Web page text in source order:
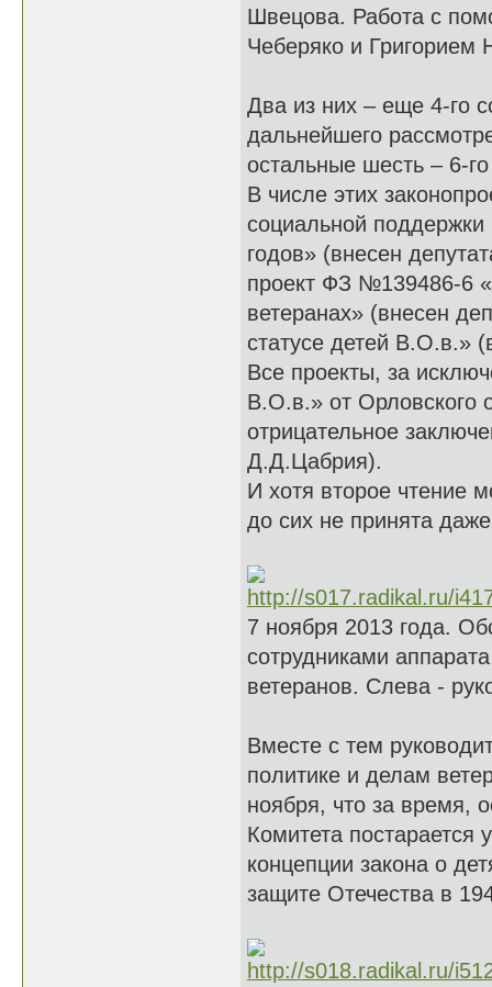
Швецова. Работа с
Чеберяко и
Два из них – еще 4-го
дальнейшего
остальные шесть – 6-
В числе этих
социальной
годов» (внесен
проект ФЗ №139486-6
ветеранах» (внесен
статусе детей В.О.в.»
Все проекты, за
В.О.в.» от Орловского
отрицательное
Д.Д.Цабрия).
И хотя второе чтение
до сих не принята
7 ноября 2013 года.
сотрудниками
ветеранов. Слева -
Вместе с тем
политике и делам
ноября, что за время,
Комитета
концепции закона о
защите Отечества в